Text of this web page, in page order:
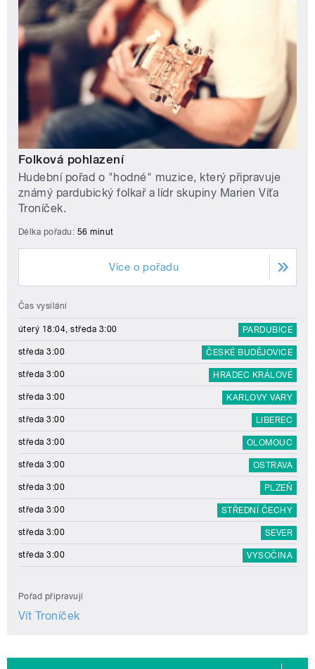
Folková pohlazení
Hudební pořad o "hodné" muzice, který připravuje
známý pardubický folkař a lídr skupiny Marien Víťa
Troníček.
Délka pořadu: 56 minut
Více o pořadu
Čas vysílání
úterý 18:04, středa 3:00 PARDUBICE
středa 3:00 ČESKÉ BUDĚJOVICE
středa 3:00 HRADEC KRÁLOVÉ
středa 3:00 KARLOVY VARY
středa 3:00 LIBEREC
středa 3:00 OLOMOUC
středa 3:00 OSTRAVA
středa 3:00 PLZEŇ
středa 3:00 STŘEDNÍ ČECHY
středa 3:00 SEVER
středa 3:00 VYSOČINA
Pořad připravují
Vít Troníček